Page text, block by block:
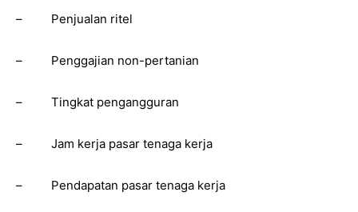
– Penjualan ritel
– Penggajian non-pertanian
– Tingkat pengangguran
– Jam kerja pasar tenaga kerja
– Pendapatan pasar tenaga kerja